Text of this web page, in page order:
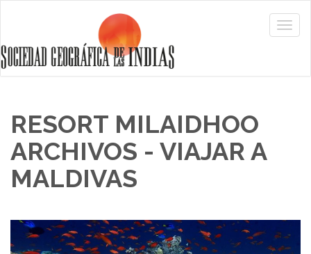
RESORT MILAIDHOO
ARCHIVOS - VIAJAR A
MALDIVAS